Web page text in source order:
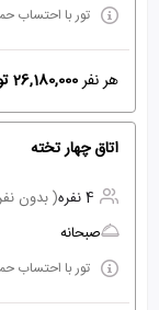
تور با احتساب
هر نفر26,180,000 تومان
اتاق چهار تخته
4 نفره
( بدون
صبحانه
تور با احتساب